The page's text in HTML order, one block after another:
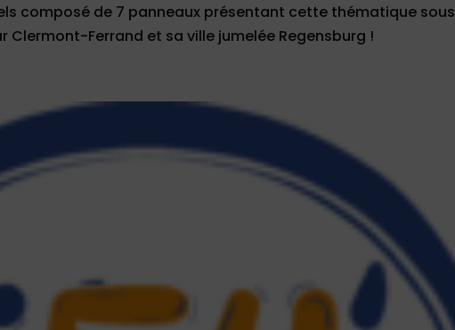
composé de 7 panneaux présentant cette thématique sous
Clermont-Ferrand et sa ville jumelée Regensburg !